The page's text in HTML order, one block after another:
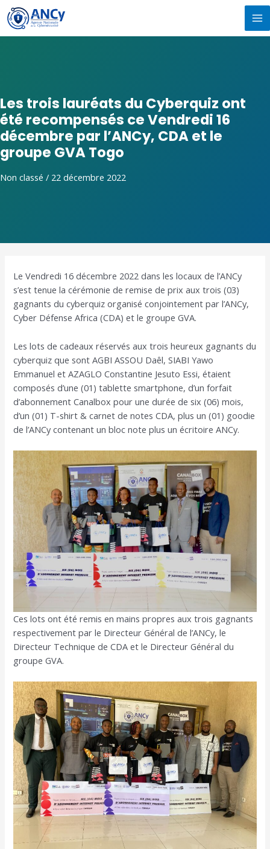
Aller
au
contenu
Les trois lauréats du Cyberquiz ont
été recompensés ce Vendredi 16
décembre par l’ANCy, CDA et le
groupe GVA Togo
Non classé / 22 décembre 2022
Le Vendredi 16 décembre 2022 dans les locaux de l’ANCy
s’est tenue la cérémonie de remise de prix aux trois (03)
gagnants du cyberquiz organisé conjointement par l’ANCy,
Cyber Défense Africa (CDA) et le groupe GVA.
Les lots de cadeaux réservés aux trois heureux gagnants du
cyberquiz que sont AGBI ASSOU Daêl, SIABI Yawo
Emmanuel et AZAGLO Constantine Jesuto Essi, étaient
composés d’une (01) tablette smartphone, d’un forfait
d’abonnement Canalbox pour une durée de six (06) mois,
d’un (01) T-shirt & carnet de notes CDA, plus un (01) goodie
de l’ANCy contenant un bloc note plus un écritoire ANCy.
Ces lots ont été remis en mains propres aux trois gagnants
respectivement par le Directeur Général de l’ANCy, le
Directeur Technique de CDA et le Directeur Général du
groupe GVA.
l’article